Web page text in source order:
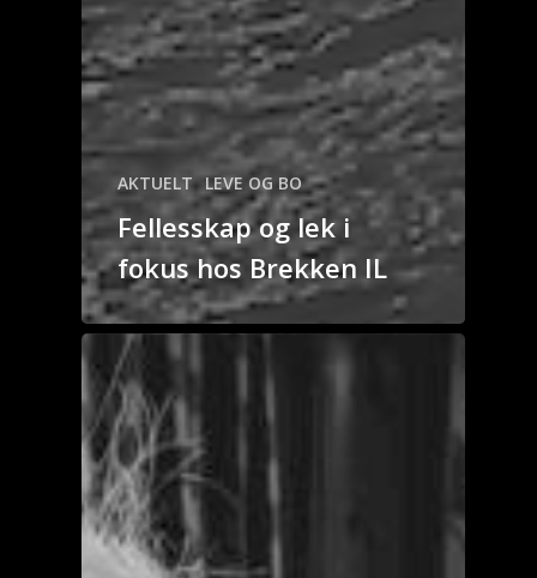
AKTUELT LEVE OG BO
Fellesskap og lek i
fokus hos Brekken IL